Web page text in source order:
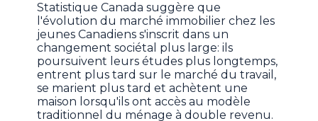
Statistique Canada suggère que
l'évolution du marché immobilier chez les
jeunes Canadiens s'inscrit dans un
changement sociétal plus large: ils
poursuivent leurs études plus longtemps,
entrent plus tard sur le marché du travail,
se marient plus tard et achètent une
maison lorsqu'ils ont accès au modèle
traditionnel du ménage à double revenu.